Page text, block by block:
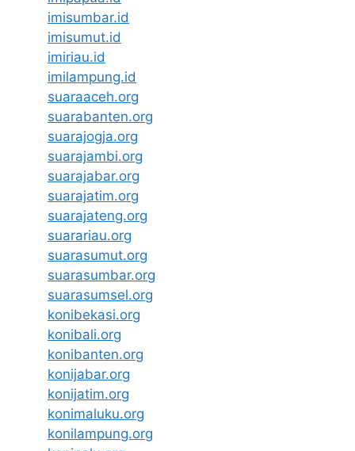
imisumbar.id
imisumut.id
imiriau.id
imilampung.id
suaraaceh.org
suarabanten.org
suarajogja.org
suarajambi.org
suarajabar.org
suarajatim.org
suarajateng.org
suarariau.org
suarasumut.org
suarasumbar.org
suarasumsel.org
konibekasi.org
konibali.org
konibanten.org
konijabar.org
konijatim.org
konimaluku.org
konilampung.org